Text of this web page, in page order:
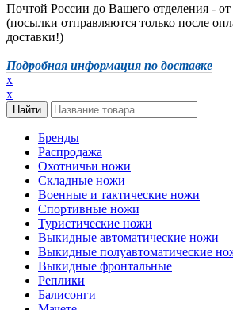
Почтой России до Вашего отделения - от
(посылки отправляются только после
доставки!)
Подробная информация по доставке
x
x
Бренды
Распродажа
Охотничьи ножи
Складные ножи
Военные и тактические ножи
Спортивные ножи
Туристические ножи
Выкидные автоматические ножи
Выкидные полуавтоматические
Выкидные фронтальные
Реплики
Балисонги